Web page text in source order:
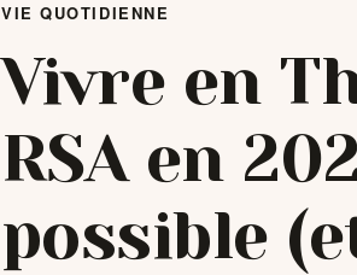
CONTACTS
VIE QUOTIDIENNE
Vivre en
RSA en
possible